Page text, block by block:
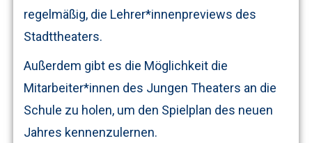
regelmäßig, die Lehrer*innenpreviews des
Stadttheaters.
Außerdem gibt es die Möglichkeit die
Mitarbeiter*innen des Jungen Theaters an die
Schule zu holen, um den Spielplan des neuen
Jahres kennenzulernen.